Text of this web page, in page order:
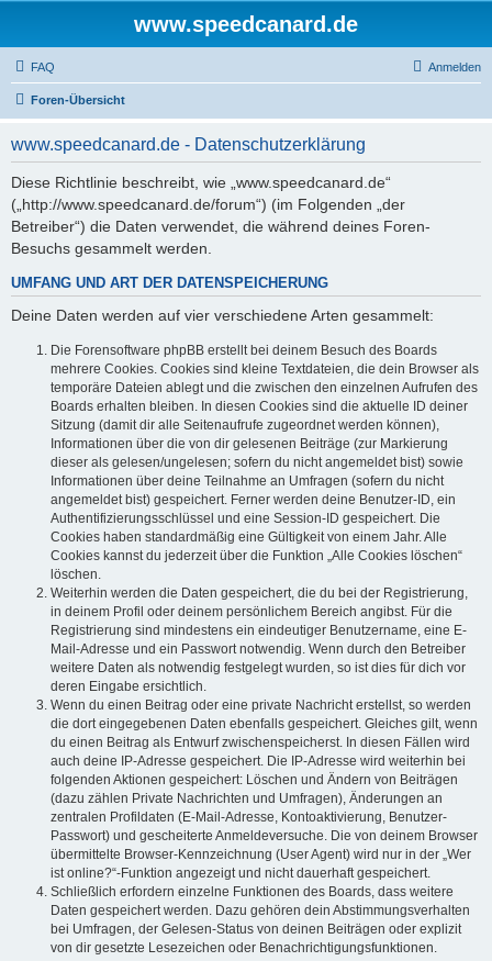
www.speedcanard.de
FAQ Anmelden
Foren-Übersicht
www.speedcanard.de - Datenschutzerklärung
Diese Richtlinie beschreibt, wie „www.speedcanard.de“
(„http://www.speedcanard.de/forum“) (im Folgenden „der
Betreiber“) die Daten verwendet, die während deines Foren-
Besuchs gesammelt werden.
UMFANG UND ART DER DATENSPEICHERUNG
Deine Daten werden auf vier verschiedene Arten gesammelt:
Die Forensoftware phpBB erstellt bei deinem Besuch des Boards
mehrere Cookies. Cookies sind kleine Textdateien, die dein Browser als
temporäre Dateien ablegt und die zwischen den einzelnen Aufrufen des
Boards erhalten bleiben. In diesen Cookies sind die aktuelle ID deiner
Sitzung (damit dir alle Seitenaufrufe zugeordnet werden können),
Informationen über die von dir gelesenen Beiträge (zur Markierung
dieser als gelesen/ungelesen; sofern du nicht angemeldet bist) sowie
Informationen über deine Teilnahme an Umfragen (sofern du nicht
angemeldet bist) gespeichert. Ferner werden deine Benutzer-ID, ein
Authentifizierungsschlüssel und eine Session-ID gespeichert. Die
Cookies haben standardmäßig eine Gültigkeit von einem Jahr. Alle
Cookies kannst du jederzeit über die Funktion „Alle Cookies löschen“
löschen.
Weiterhin werden die Daten gespeichert, die du bei der Registrierung,
in deinem Profil oder deinem persönlichem Bereich angibst. Für die
Registrierung sind mindestens ein eindeutiger Benutzername, eine E-
Mail-Adresse und ein Passwort notwendig. Wenn durch den Betreiber
weitere Daten als notwendig festgelegt wurden, so ist dies für dich vor
deren Eingabe ersichtlich.
Wenn du einen Beitrag oder eine private Nachricht erstellst, so werden
die dort eingegebenen Daten ebenfalls gespeichert. Gleiches gilt, wenn
du einen Beitrag als Entwurf zwischenspeicherst. In diesen Fällen wird
auch deine IP-Adresse gespeichert. Die IP-Adresse wird weiterhin bei
folgenden Aktionen gespeichert: Löschen und Ändern von Beiträgen
(dazu zählen Private Nachrichten und Umfragen), Änderungen an
zentralen Profildaten (E-Mail-Adresse, Kontoaktivierung, Benutzer-
Passwort) und gescheiterte Anmeldeversuche. Die von deinem Browser
übermittelte Browser-Kennzeichnung (User Agent) wird nur in der „Wer
ist online?“-Funktion angezeigt und nicht dauerhaft gespeichert.
Schließlich erfordern einzelne Funktionen des Boards, dass weitere
Daten gespeichert werden. Dazu gehören dein Abstimmungsverhalten
bei Umfragen, der Gelesen-Status von deinen Beiträgen oder explizit
von dir gesetzte Lesezeichen oder Benachrichtigungsfunktionen.